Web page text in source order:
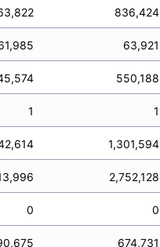
836,424
63,921
550,188
1 1
1,301,594
2,752,128
0 0
674,731